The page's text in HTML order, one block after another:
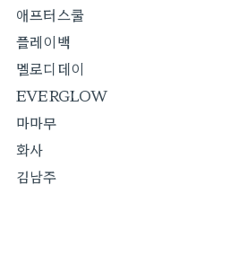
애프터스쿨
플레이백
멜로디데이
EVERGLOW
마마무
화사
김남주